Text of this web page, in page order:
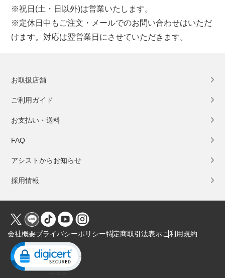
※祝日(土・日以外)は営業いたします。
※定休日中もご注文・メールでのお問い合わせはいただ
けます。対応は翌営業日にさせていただきます。
お取扱店舗
ご利用ガイド
お支払い・送料
FAQ
アシストからお知らせ
採用情報
会社概要プライバシーポリシー特定商取引法表示ご利用規約
Click to open certificate verification popup